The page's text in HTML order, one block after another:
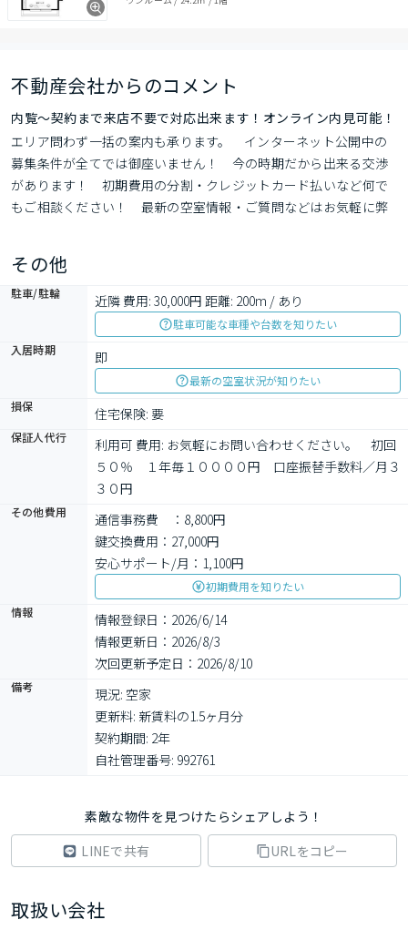
不動産会社からのコメント
内覧～契約まで来店不要で対応出来ます！オンライン内見可能！
エリア問わず一括の案内も承ります。　インターネット公開中の
募集条件が全てでは御座いません！　今の時期だから出来る交渉
があります！　初期費用の分割・クレジットカード払いなど何で
もご相談ください！　最新の空室情報・ご質問などはお気軽に弊
その他
駐車/駐輪 近隣 費用: 30,000円 距離: 200m / あり
駐車可能な車種や台数を知りたい
入居時期
即
最新の空室状況が知りたい
損保
住宅保険: 要
保証人代行
利用可 費用: お気軽にお問い合わせください。　初回
５０％　１年毎１００００円　口座振替手数料／月３
３０円
その他費用
通信事務費　：8,800円
鍵交換費用：27,000円
安心サポート/月：1,100円
初期費用を知りたい
情報
情報登録日：2026/6/14
情報更新日：2026/8/3
次回更新予定日：2026/8/10
備考
現況: 空家
更新料: 新賃料の1.5ヶ月分
契約期間: 2年
自社管理番号: 992761
素敵な物件を見つけたらシェアしよう！
LINEで共有
URLをコピー
取扱い会社